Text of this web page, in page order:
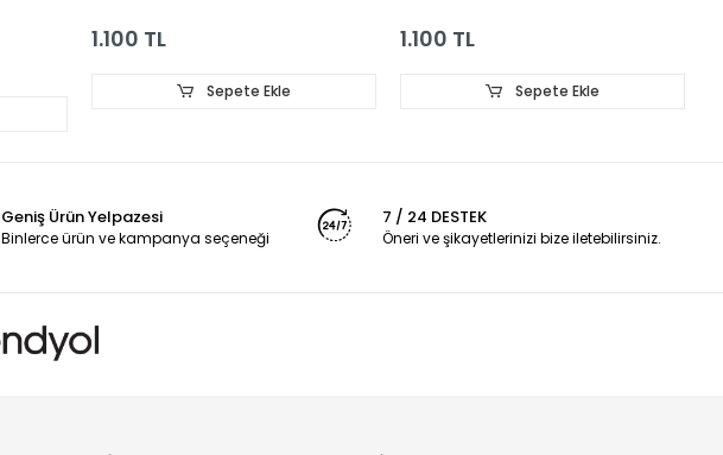
1.100 TL
Sepete Ekle
1.100 TL
Sepete Ekle
Geniş Ürün Yelpazesi
Binlerce ürün ve kampanya seçeneği
7 / 24 DESTEK
Öneri ve şikayetlerinizi bize iletebilirsiniz.